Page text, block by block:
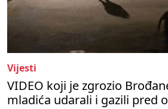
Vijesti
VIDEO koji je zgrozio
mladića udarali i gazili pred